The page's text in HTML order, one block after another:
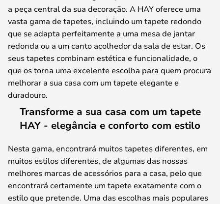
a peça central da sua decoração. A HAY oferece uma
vasta gama de tapetes, incluindo um tapete redondo
que se adapta perfeitamente a uma mesa de jantar
redonda ou a um canto acolhedor da sala de estar. Os
seus tapetes combinam estética e funcionalidade, o
que os torna uma excelente escolha para quem procura
melhorar a sua casa com um tapete elegante e
duradouro.
Transforme a sua casa com um tapete
HAY - elegância e conforto com estilo
Nesta gama, encontrará muitos tapetes diferentes, em
muitos estilos diferentes, de algumas das nossas
melhores marcas de acessórios para a casa, pelo que
encontrará certamente um tapete exatamente com o
estilo que pretende. Uma das escolhas mais populares